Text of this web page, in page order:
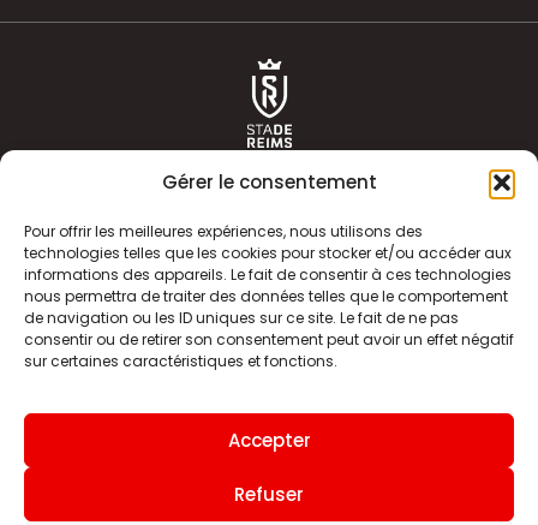
Gérer le consentement
Pour offrir les meilleures expériences, nous utilisons des
technologies telles que les cookies pour stocker et/ou accéder aux
informations des appareils. Le fait de consentir à ces technologies
nous permettra de traiter des données telles que le comportement
de navigation ou les ID uniques sur ce site. Le fait de ne pas
consentir ou de retirer son consentement peut avoir un effet négatif
sur certaines caractéristiques et fonctions.
Accepter
Refuser
ACTUALITÉS
CLUB
BOUTIQUE
HISTOIRE
ÉQUIPE PREMIERE
INFOS ET CONTACT